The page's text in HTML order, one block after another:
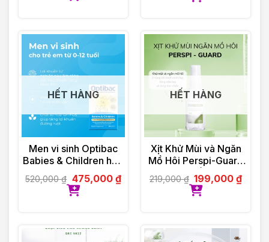
HẾT HÀNG
Men vi sinh Optibac
Babies & Children hộp
30 gói
520,000₫ 475,000 ₫
HẾT HÀNG
Xịt Khử Mùi và Ngăn
Mồ Hôi Perspi-Guard
Hiệu Quả Tối Ưu 30ml
219,000₫ 199,000₫